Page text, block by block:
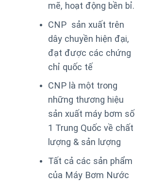
mẽ, hoạt động bền bỉ.
CNP sản xuất trên
dây chuyền hiện đại,
đạt được các chứng
chỉ quốc tế
CNP là một trong
những thương hiệu
sản xuất máy bơm số
1 Trung Quốc về chất
lượng & sản lượng
Tất cả các sản phẩm
của Máy Bơm Nước